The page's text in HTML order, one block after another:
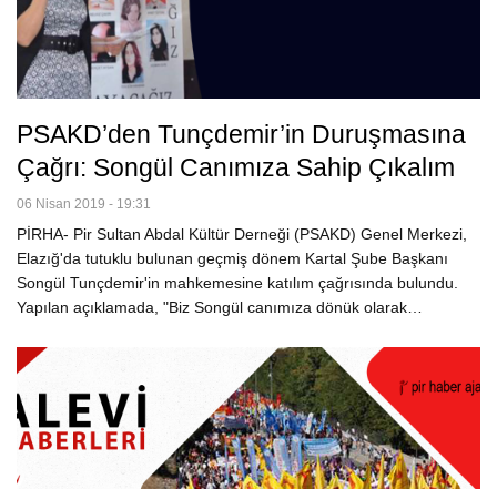
PSAKD’den Tunçdemir’in Duruşmasına
Çağrı: Songül Canımıza Sahip Çıkalım
06 Nisan 2019 - 19:31
PİRHA- Pir Sultan Abdal Kültür Derneği (PSAKD) Genel Merkezi,
Elazığ'da tutuklu bulunan geçmiş dönem Kartal Şube Başkanı
Songül Tunçdemir'in mahkemesine katılım çağrısında bulundu.
Yapılan açıklamada, "Biz Songül canımıza dönük olarak…